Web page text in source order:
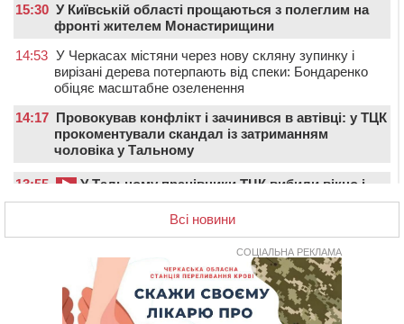
15:30 У Київській області прощаються з полеглим на
фронті жителем Монастирищини
14:53 У Черкасах містяни через нову скляну зупинку і
вирізані дерева потерпають від спеки: Бондаренко
обіцяє масштабне озеленення
14:17 Провокував конфлікт і зачинився в автівці: у ТЦК
прокоментували скандал із затриманням
чоловіка у Тальному
13:55
У Тальному працівники ТЦК вибили вікно і
витягли з автівки чоловіка (ВІДЕО)
У Черкасах СБУ викрила прокремлівську
агітаторку, яка закликала до захоплення України
Всі новини
СОЦІАЛЬНА РЕКЛАМА